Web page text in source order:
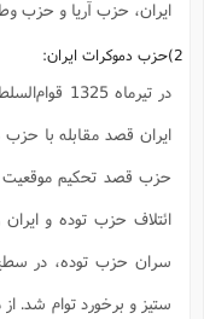
ایران، حزب آریا و حزب
2)حزب دموکرات ایران:
در تیرماه
ایران قصد مقابله با حزب
حزب قصد تحکیم
ائتلاف حزب توده و
سران حزب توده، در
ستیز و برخورد توام شد.